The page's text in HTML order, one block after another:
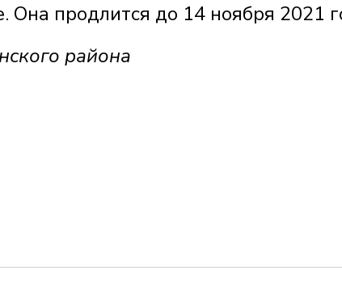
Она продлится до 14 ноября 2021
района